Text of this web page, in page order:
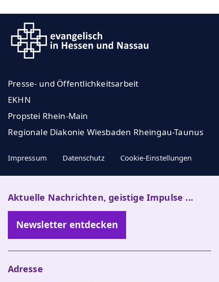
Presse- und Öffentlichkeitsarbeit
EKHN
Propstei Rhein-Main
Regionale Diakonie Wiesbaden Rheingau-Taunus
Impressum Datenschutz Cookie-Einstellungen
Aktuelle Nachrichten, geistige Impulse ...
Newsletter entdecken
Adresse